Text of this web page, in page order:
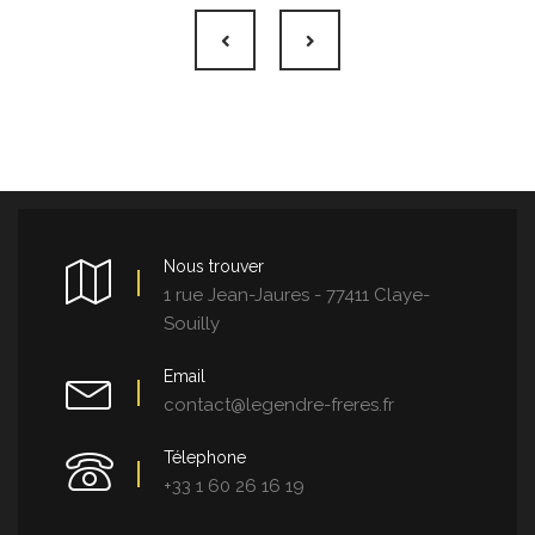
Nous trouver
1 rue Jean-Jaures - 77411 Claye-
Souilly
Email
contact@legendre-freres.fr
Télephone
+33 1 60 26 16 19